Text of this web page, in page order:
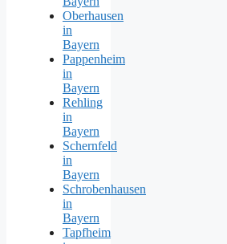
Oberhausen
in
Bayern
Pappenheim
in
Bayern
Rehling
in
Bayern
Schernfeld
in
Bayern
Schrobenhausen
in
Bayern
Tapfheim